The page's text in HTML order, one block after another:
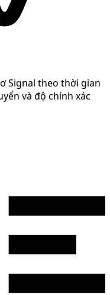
Signal theo thời gian
và độ chính xác